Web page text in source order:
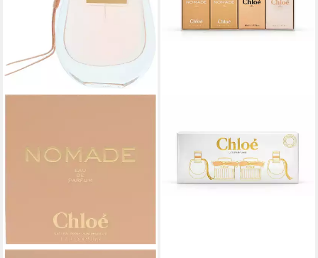
Miniaturset 4x 5 ml, 4-tlg.
ab 56,72 €